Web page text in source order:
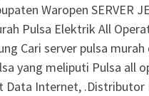
Waropen SERVER
Pulsa Elektrik All
Cari server pulsa
yang meliputi Pulsa all
Data Internet, .Distributor